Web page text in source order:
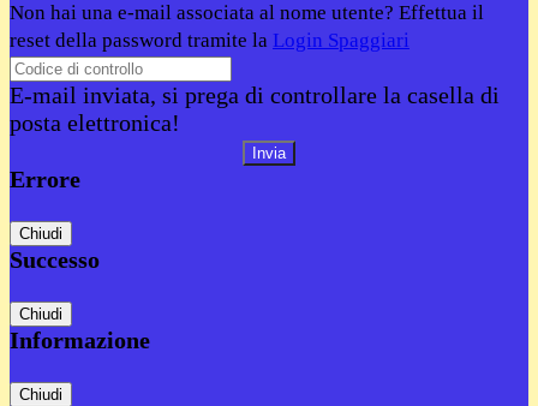
Non hai una e-mail associata al nome utente? Effettua il
reset della password tramite la Login Spaggiari
E-mail inviata, si prega di controllare la casella di
posta elettronica!
Errore
Chiudi
Successo
Chiudi
Informazione
Chiudi